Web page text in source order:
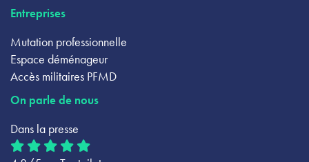
Entreprises
Mutation professionnelle
Espace déménageur
Accès militaires PFMD
On parle de nous
Dans la presse